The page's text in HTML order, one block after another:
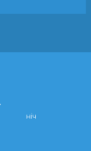
ніч